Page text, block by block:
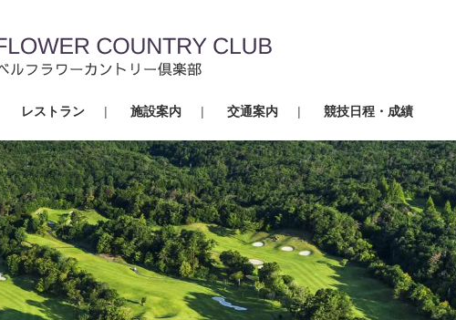
レストラン 施設案内 交通案内 競技日程・成績